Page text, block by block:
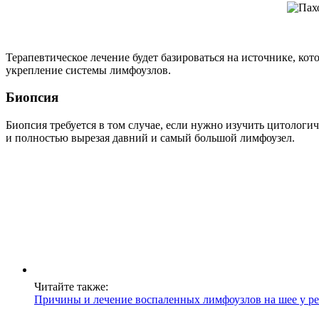
Терапевтическое лечение будет базироваться на источнике,
укрепление системы лимфоузлов.
Биопсия
Биопсия требуется в том случае, если нужно изучить
и полностью вырезая давний и самый большой лимфоузел.
Читайте также:
Причины и лечение воспаленных лимфоузлов на шее у